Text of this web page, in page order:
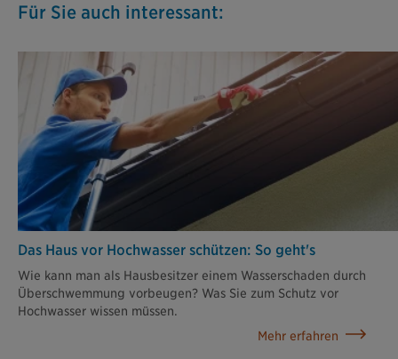
Für Sie auch interessant:
Das Haus vor Hochwasser schützen: So geht's
Wie kann man als Hausbesitzer einem Wasserschaden durch
Überschwemmung vorbeugen? Was Sie zum Schutz vor
Hochwasser wissen müssen.
Mehr erfahren